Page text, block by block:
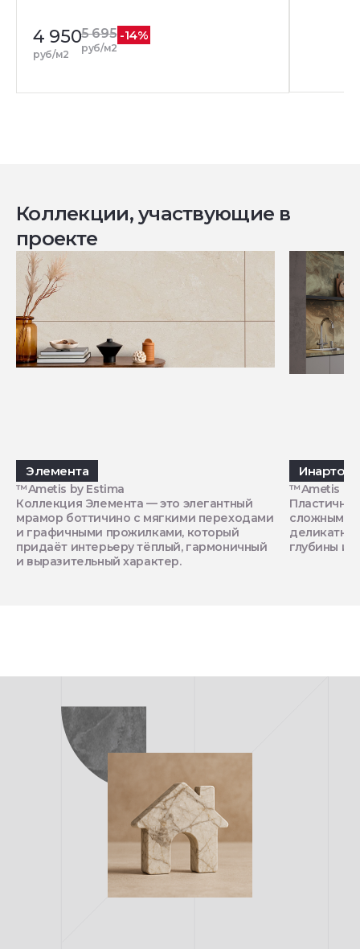
4 950
руб/м2
5 695
руб/м2
-14%
Коллекции, участвующие в
проекте
Элемента
™Ametis by Estima
Коллекция Элемента — это элегантный
мрамор боттичино с мягкими переходами
и графичными прожилками, который
придаёт интерьеру тёплый, гармоничный
и выразительный характер.
Инарто
™Ametis by
сложными
глубины и